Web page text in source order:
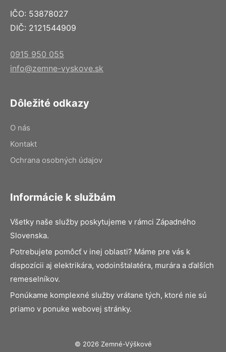
IČO: 53878027
DIČ: 2121544909
0915 950 055
info@zemne-vyskove.sk
Dôležité odkazy
O nás
Kontakt
Ochrana osobných údajov
Informácie k službám
Všetky naše služby poskytujeme v rámci Západného
Slovenska.
Potrebujete pomôcť v inej oblasti? Máme pre vás k
dispozícii aj elektrikára, vodoinštalatéra, murára a ďalších
remeselníkov.
Ponúkame komplexné služby vrátane tých, ktoré nie sú
priamo v ponuke webovej stránky.
© 2026 Zemné-Výškové